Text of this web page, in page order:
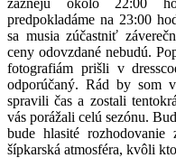
predpokladáme na 23:00
sa musia zúčastniť
ceny odovzdané nebudú.
fotografiám prišli v
odporúčaný. Rád by som
spravili čas a zostali
vás porážali celú sezónu.
bude hlasité rozhodovanie
šípkarská atmosféra, kvôli